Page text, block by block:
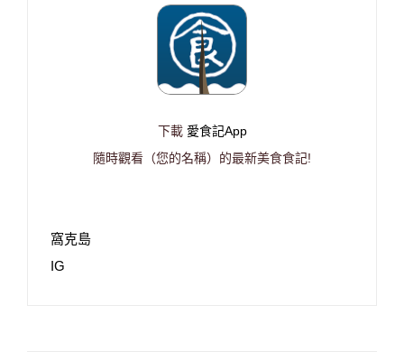
下載 愛食記App
隨時觀看（您的名稱）的最新美食食記!
窩克島
IG